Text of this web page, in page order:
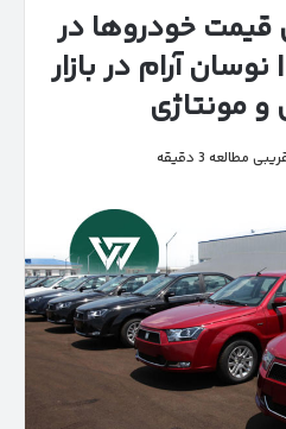
خودروها در
بازار ۱۱ آبان ۱۴۰۴ | نوسان آرام در بازار
مونتاژی
مطالعه 3 دقیقه